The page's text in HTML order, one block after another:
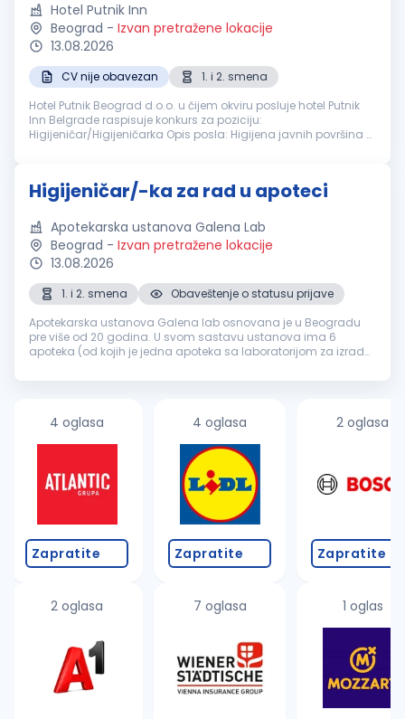
Hotel Putnik Inn
Beograd - Izvan pretražene lokacije
13.08.2026
CV nije obavezan
1. i 2. smena
Hotel Putnik Beograd d.o.o. u čijem okviru posluje hotel Putnik
Inn Belgrade raspisuje konkurs za poziciju:
Higijeničar/Higijeničarka Opis posla: Higijena javnih površina u
Higijeničar/-ka za rad u apoteci
Apotekarska ustanova Galena Lab
Beograd - Izvan pretražene lokacije
13.08.2026
1. i 2. smena
Obaveštenje o statusu prijave
Apotekarska ustanova Galena lab osnovana je u Beogradu
pre više od 20 godina. U svom sastavu ustanova ima 6
apoteka (od kojih je jedna apoteka sa laboratorijom za izradu
laboratoriju za izradu i k...
4 oglasa
Zapratite
2 oglasa
4 oglasa
Zapratite
7 oglasa
2 oglasa
Zapratite
1 oglas